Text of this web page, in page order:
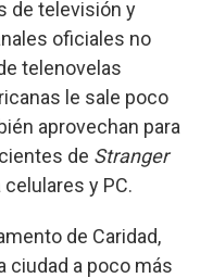
de televisión y
oficiales no
telenovelas
le sale poco
aprovechan para
de Stranger
y PC.
de Caridad,
ciudad a poco más